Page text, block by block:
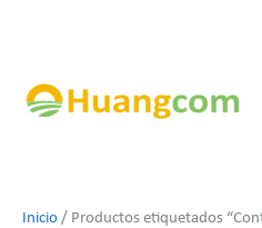
Inicio / Productos etiquetados